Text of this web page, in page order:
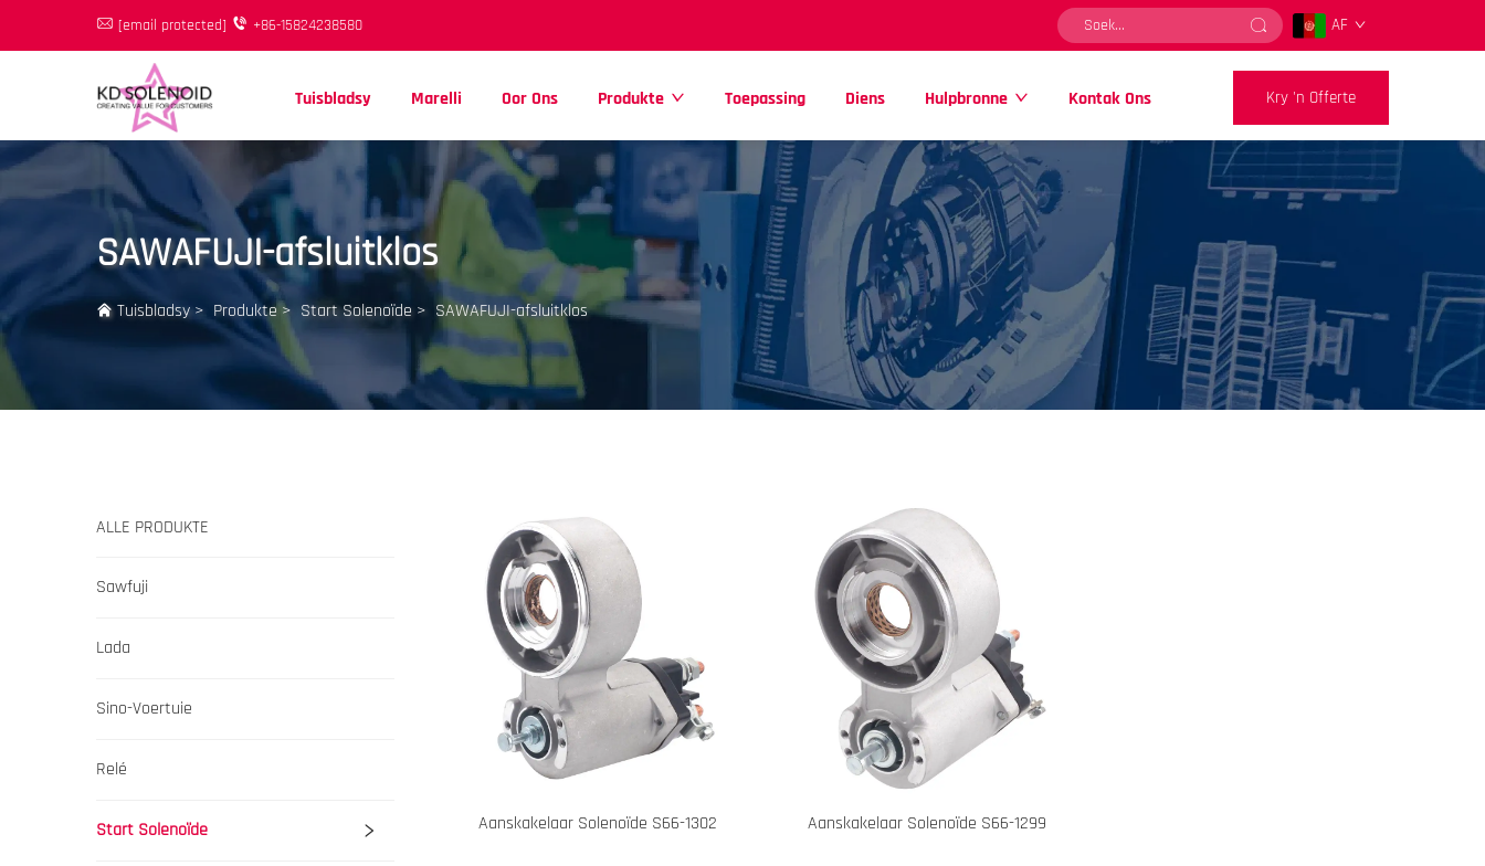
[email protected] +86-15824238580 AF
Tuisbladsy Marelli Oor Ons Produkte Toepassing Diens Hulpbronne Kontak Ons Kry 'n Offerte
SAWAFUJI-afsluitklos
Tuisbladsy> Produkte> Start Solenoïde > SAWAFUJI-afsluitklos
ALLE PRODUKTE
Sawfuji
Lada
Sino-Voertuie
Relé
Start Solenoïde Aanskakelaar Solenoïde S66-1302 Aanskakelaar Solenoïde S66-1299